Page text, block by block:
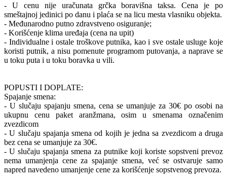
- U cenu nije uračunata grčka boravišna taksa. Cena je po
smeštajnoj jedinici po danu i plaća se na licu mesta vlasniku objekta.
- Međunarodno putno zdravstveno osiguranje;
- Korišćenje klima uređaja (cena na upit)
- Individualne i ostale troškove putnika, kao i sve ostale usluge koje
koristi putnik, a nisu pomenute programom putovanja, a naprave se
u toku puta i u toku boravka u vili.
POPUSTI I DOPLATE:
Spajanje smena:
- U slučaju spajanju smena, cena se umanjuje za 30€ po osobi na
ukupnu cenu paket aranžmana, osim u smenama označenim
zvezdicom
- U slučaju spajanja smena od kojih je jedna sa zvezdicom a druga
bez cena se umanjuje za 30€.
- U slučaju spajanja smena za putnike koji koriste sopstveni prevoz
nema umanjenja cene za spajanje smena, već se ostvaruje samo
napred navedeno umanjenje cene za korišćenje sopstvenog prevoza.